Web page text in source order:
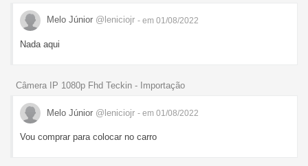
Melo Júnior @leniciojr - em 01/08/2022
Nada aqui
Câmera IP 1080p Fhd Teckin - Importação
Melo Júnior @leniciojr - em 01/08/2022
Vou comprar para colocar no carro